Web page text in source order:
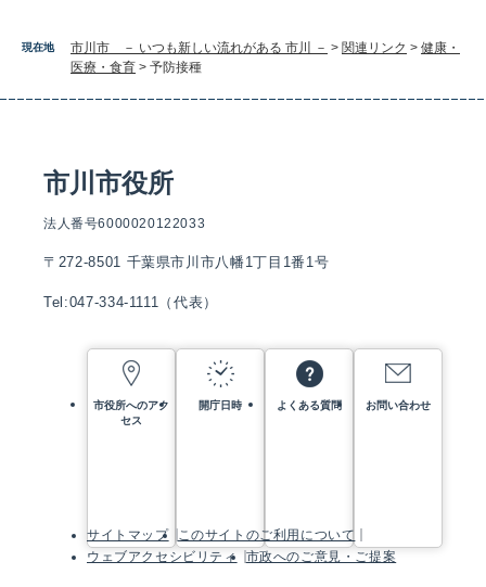
現在地 市川市 － いつも新しい流れがある 市川 － > 関連リンク > 健康・
医療・食育 > 予防接種
市川市役所
法人番号6000020122033
〒272-8501 千葉県市川市八幡1丁目1番1号
Tel:047-334-1111（代表）
市役所へのアク
セス
開庁日時 よくある質問 お問い合わせ
サイトマップ
このサイトのご利用について
ウェブアクセシビリティ
市政へのご意見・ご提案